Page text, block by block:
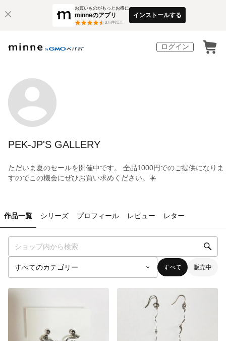
お買いものがもっとお得に
minneのアプリ
3万件以上
インストールする
ログイン
PEK-JP'S GALLERY
ただいま夏のセールを開催中です。 全品1000円でのご提供になりま
すのでこの機会にぜひお買い求めください。☀️
作品一覧 シリーズ プロフィール レビュー レター
すべて 販売中